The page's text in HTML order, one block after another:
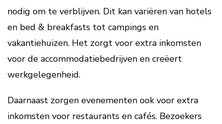
nodig om te verblijven. Dit kan variëren van hotels
en bed & breakfasts tot campings en
vakantiehuizen. Het zorgt voor extra inkomsten
voor de accommodatiebedrijven en creëert
werkgelegenheid.
Daarnaast zorgen evenementen ook voor extra
inkomsten voor restaurants en cafés. Bezoekers